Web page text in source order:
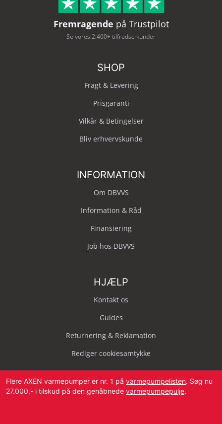
Fremragende på Trustpilot
Se vores 2.400+ tilfredse kunder
SHOP
Fragt & Levering
Prisgaranti
Vilkår & Betingelser
Bliv erhvervskunde
INFORMATION
Om DBVVS
Information & Råd
Finansiering
Job hos DBVVS
HJÆLP
Kontakt os
Guides
Returnering & Reklamation
Rediger cookiesamtykke
Flere AXEN varmepumper er nr. 1 på varmepumpelisten. Søg nu
27.000,- i tilskud på den genåbnede varmepumpepulje.